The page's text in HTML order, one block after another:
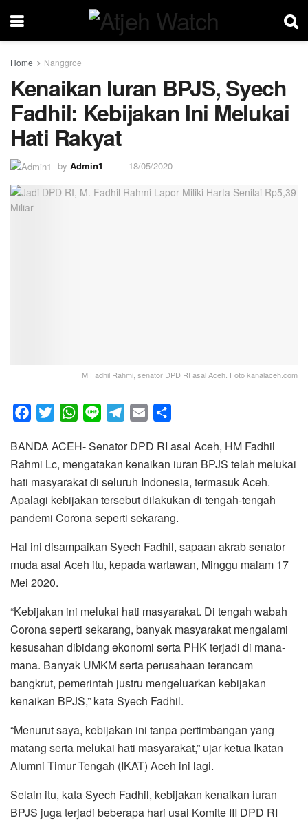
Home Nanggroe
Kenaikan Iuran BPJS, Syech
Fadhil: Kebijakan Ini Melukai
Hati Rakyat
by Admin1 18/05/2020
M Fadhil Rahmi, senator DPD RI asal Aceh. Foto kanalaceh.com
c
e
b
o
o
i
t
t
e
r
W
a
t
s
A
p
n
e
l
e
g
r
a
a
i
l
a
r
e
BANDA ACEH- Senator DPD RI asal Aceh, HM Fadhil
Rahmi Lc, mengatakan kenaikan iuran BPJS telah melukai
hati masyarakat di seluruh Indonesia, termasuk Aceh.
Apalagi kebijakan tersebut dilakukan di tengah-tengah
pandemi Corona seperti sekarang.
Hal ini disampaikan Syech Fadhil, sapaan akrab senator
muda asal Aceh itu, kepada wartawan, Minggu malam 17
Mei 2020.
“Kebijakan ini melukai hati masyarakat. Di tengah wabah
Corona seperti sekarang, banyak masyarakat mengalami
kesusahan dibidang ekonomi serta PHK terjadi di mana-
mana. Banyak UMKM serta perusahaan terancam
bangkrut, pemerintah justru mengeluarkan kebijakan
kenaikan BPJS,” kata Syech Fadhil.
“Menurut saya, kebijakan ini tanpa pertimbangan yang
matang serta melukai hati masyarakat,” ujar ketua Ikatan
Alumni Timur Tengah (IKAT) Aceh ini lagi.
Selain itu, kata Syech Fadhil, kebijakan kenaikan iuran
BPJS juga terjadi beberapa hari usai Komite III DPD RI